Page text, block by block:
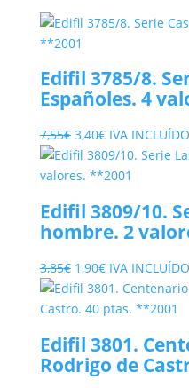
Edifil 3785/8.
Españoles. 4
7,55€ El
precio
original
7,55€.
3,40€El
precio
actual
3,40€.
IVA INCLUÍDO
Edifil 3809/10.
hombre. 2
3,85€ El
precio
original
3,85€.
1,90€El
precio
actual
1,90€.
IVA INCLUÍDO
Edifil 3801.
Rodrigo de